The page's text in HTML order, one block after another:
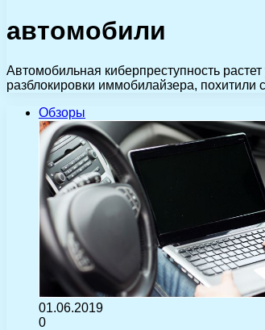
автомобили
Автомобильная киберпреступность
разблокировки иммобилайзера,
Обзоры
01.06.2019
0